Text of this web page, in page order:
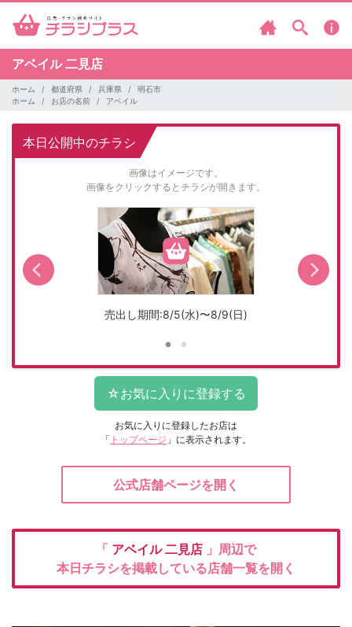
アベイル二見店
ホーム 都道府県 兵庫県
明石市
ホーム
お店の名前 アベイル
本日公開中のチラシ
画像はイメージです。
画像をクリックするとチラシが開きます。
売出し期間:8/5(水)〜8/9(日)
お気に入りに登録したお店は
「 トップページ 」に表示されます。
公式店舗ページを開く
「 アベイル二見店 」周辺で
本日チラシを掲載している店舗一覧を開く